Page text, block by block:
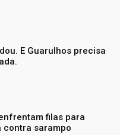
E Guarulhos precisa
filas para
contra sarampo